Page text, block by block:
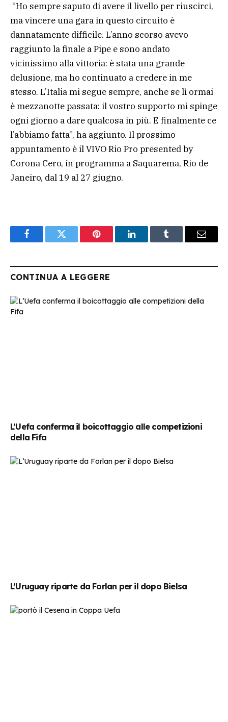
“Ho sempre saputo di avere il livello per riuscirci,
ma vincere una gara in questo circuito è
dannatamente difficile. L’anno scorso avevo
raggiunto la finale a Pipe e sono andato
vicinissimo alla vittoria: è stata una grande
delusione, ma ho continuato a credere in me
stesso. L’Italia mi segue sempre, anche se lì ormai
è mezzanotte passata: il vostro supporto mi spinge
ogni giorno a dare qualcosa in più. E finalmente ce
l’abbiamo fatta”, ha aggiunto. Il prossimo
appuntamento è il VIVO Rio Pro presented by
Corona Cero, in programma a Saquarema, Rio de
Janeiro, dal 19 al 27 giugno.
FacebookTwitter Pinterest LinkedInTumblr Email
CONTINUA A LEGGERE
L’Uefa conferma il boicottaggio alle competizioni
della Fifa
L’Uruguay riparte da Forlan per il dopo Bielsa